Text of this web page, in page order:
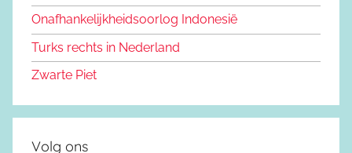
Onafhankelijkheidsoorlog Indonesië
Turks rechts in Nederland
Zwarte Piet
Volg ons